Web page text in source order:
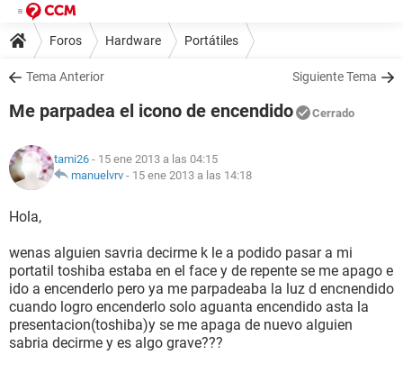
Foros Hardware Portátiles
Tema Anterior Siguiente Tema
Me parpadea el icono de encendido Cerrado
tami26 - 15 ene 2013 a las 04:15
manuelvrv - 15 ene 2013 a las 14:18
Hola,
wenas alguien savria decirme k le a podido pasar a mi
portatil toshiba estaba en el face y de repente se me apago e
ido a encenderlo pero ya me parpadeaba la luz d encnendido
cuando logro encenderlo solo aguanta encendido asta la
presentacion(toshiba)y se me apaga de nuevo alguien
sabria decirme y es algo grave???